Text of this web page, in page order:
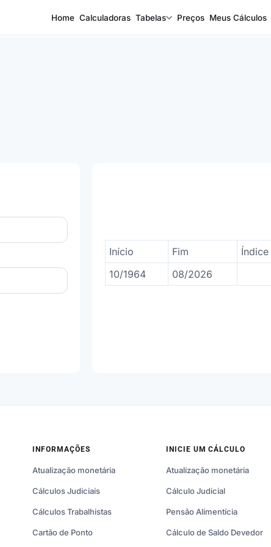
Home Calculadoras Tabelas Preços Meus Cálculos
Início Fim
Índice
10/1964
08/2026
INFORMAÇÕES
Atualização monetária
Cálculos Judiciais
Cálculos Trabalhistas
Cartão de Ponto
INICIE UM CÁLCULO
Atualização monetária
Cálculo Judicial
Pensão Alimentícia
Cálculo de Saldo Devedor